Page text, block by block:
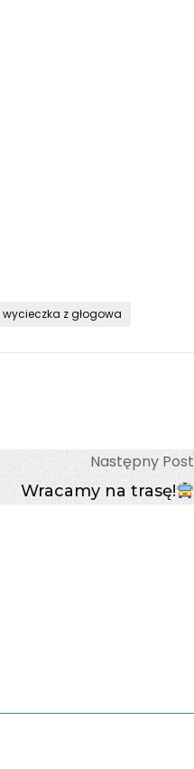
wycieczka z głogowa
Następny Post
Wracamy na trasę!